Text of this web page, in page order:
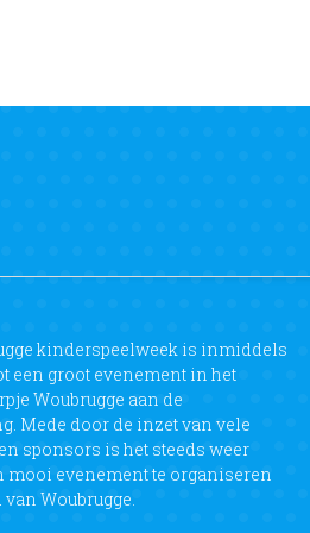
kinderspeelweek is inmiddels
een groot evenement in het
Woubrugge aan de
Mede door de inzet van vele
sponsors is het steeds weer
mooi evenement te organiseren
Woubrugge.